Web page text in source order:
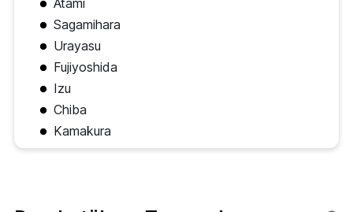
Atami
Sagamihara
Urayasu
Fujiyoshida
Izu
Chiba
Kamakura